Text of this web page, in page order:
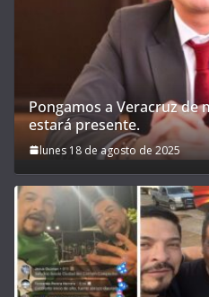
Pongamos a Veracruz de
estará presente.
lunes 18 de agosto de 2025